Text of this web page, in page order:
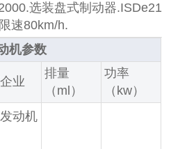
选装盘式制动器
速80km/h.
机参数
业
排量
（ml）
功率
（kw）
动机